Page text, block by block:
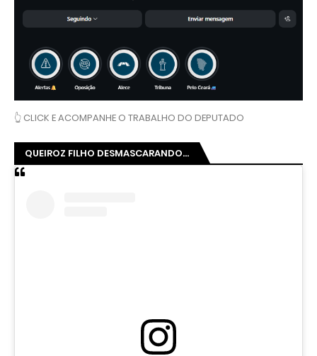
👆 CLICK E ACOMPANHE O TRABALHO DO DEPUTADO
QUEIROZ FILHO DESMASCARANDO...